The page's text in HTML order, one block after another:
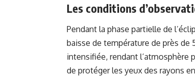
Les conditions
Pendant la phase partielle de
baisse de température de près de
intensifiée, rendant l’atmosphère
de protéger les yeux des rayons